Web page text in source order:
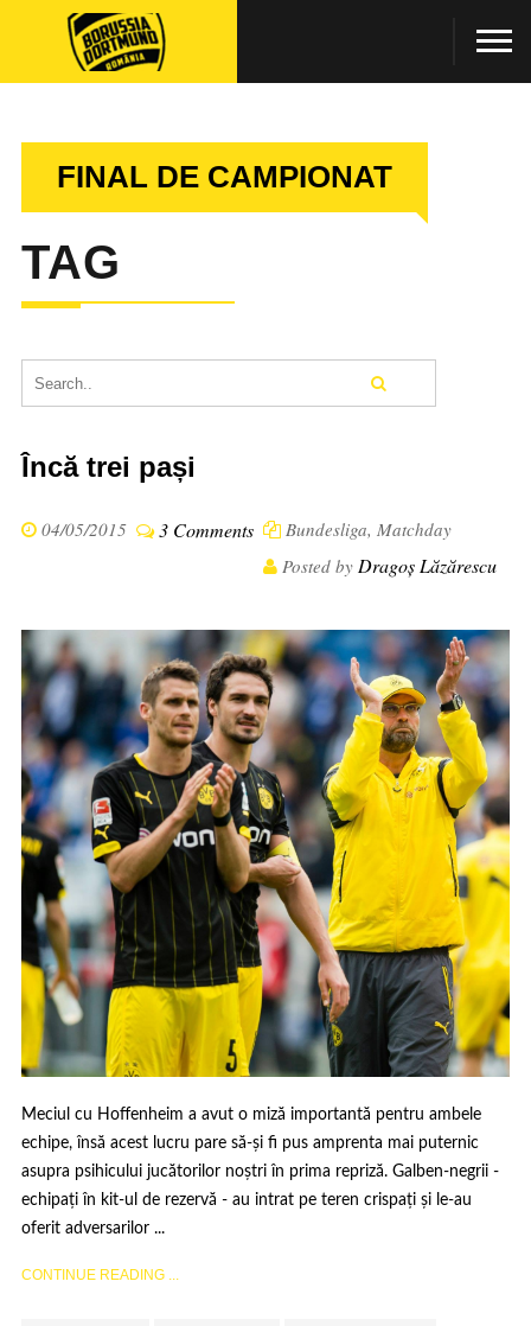
FINAL DE CAMPIONAT
TAG
Încă trei pași
04/05/2015 3 Comments Bundesliga, Matchday
Posted by Dragoș Lăzărescu
Meciul cu Hoffenheim a avut o miză importantă pentru ambele
echipe, însă acest lucru pare să-și fi pus amprenta mai puternic
asupra psihicului jucătorilor noștri în prima repriză. Galben-negrii -
echipați în kit-ul de rezervă - au intrat pe teren crispați și le-au
oferit adversarilor ...
CONTINUE READING ...